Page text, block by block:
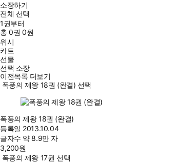
소장하기
전체 선택
1권부터
총0권 0원
위시
카트
선물
선택 소장
이전목록 더보기
폭풍의 제왕 18권 (완결) 선택
폭풍의 제왕 18권 (완결)
등록일 2013.10.04
글자수 약 8.9만 자
3,200원
폭풍의 제왕 17권 선택